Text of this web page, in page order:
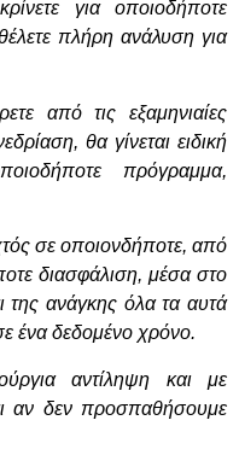
για οποιοδήποτε
πλήρη ανάλυση για
από τις εξαμηνιαίες
θα γίνεται ειδική
πρόγραμμα,
σε οποιονδήποτε, από
διασφάλιση, μέσα στο
της ανάγκης όλα τα αυτά
ένα δεδομένο χρόνο.
αντίληψη και με
αν δεν προσπαθήσουμε